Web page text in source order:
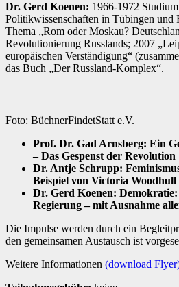
Dr. Gerd Koenen: 1966-1972
Politikwissenschaften in Tübingen und
Thema „Rom oder Moskau?
Revolutionierung Russlands; 2007
europäischen Verständigung“
das Buch „Der Russland-Komplex“.
Foto: BüchnerFindetStatt e.V.
Prof. Dr. Gad Arnsberg: Ein
– Das Gespenst der Revolution
Dr. Antje Schrupp:
Beispiel von Victoria Woodhull
Dr. Gerd Koenen:
Regierung – mit Ausnahme
Die Impulse werden durch ein
den gemeinsamen Austausch ist
Weitere Informationen (download